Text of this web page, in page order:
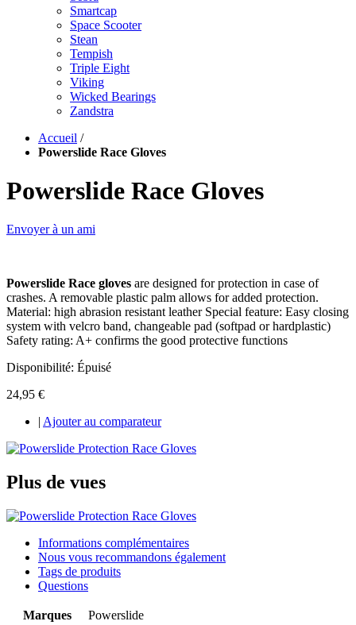
Smartcap
Space Scooter
Stean
Tempish
Triple Eight
Viking
Wicked Bearings
Zandstra
Accueil /
Powerslide Race Gloves
Powerslide Race Gloves
Envoyer à un ami
Powerslide Race gloves are designed for protection in case of
crashes. A removable plastic palm allows for added protection.
Material: high abrasion resistant leather Special feature: Easy closing
system with velcro band, changeable pad (softpad or hardplastic)
Safety rating: A+ confirms the good protective functions
Disponibilité: Épuisé
24,95 €
Ajouter au comparateur
Plus de vues
Informations complémentaires
Nous vous recommandons également
Tags de produits
Questions
Marques
Powerslide